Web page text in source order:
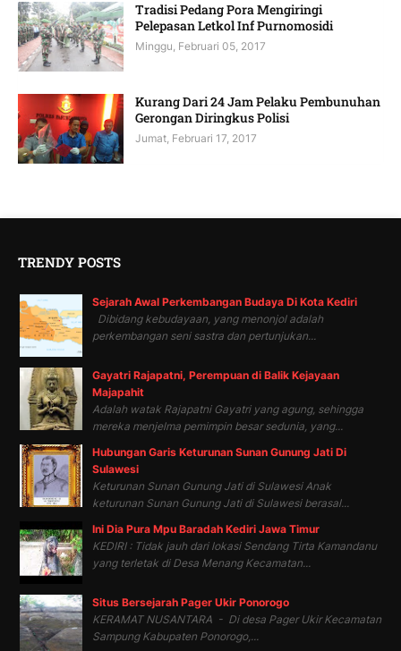
Tradisi Pedang Pora Mengiringi
Pelepasan Letkol Inf Purnomosidi
Minggu, Februari 05, 2017
Kurang Dari 24 Jam Pelaku Pembunuhan
Gerongan Diringkus Polisi
Jumat, Februari 17, 2017
TRENDY POSTS
Sejarah Awal Perkembangan Budaya Di Kota Kediri
Dibidang kebudayaan, yang menonjol adalah
perkembangan seni sastra dan pertunjukan...
Gayatri Rajapatni, Perempuan di Balik Kejayaan
Majapahit
Adalah watak Rajapatni Gayatri yang agung, sehingga
mereka menjelma pemimpin besar sedunia, yang...
Hubungan Garis Keturunan Sunan Gunung Jati Di
Sulawesi
Keturunan Sunan Gunung Jati di Sulawesi Anak
keturunan Sunan Gunung Jati di Sulawesi berasal...
Ini Dia Pura Mpu Baradah Kediri Jawa Timur
KEDIRI : Tidak jauh dari lokasi Sendang Tirta Kamandanu
yang terletak di Desa Menang Kecamatan...
Situs Bersejarah Pager Ukir Ponorogo
KERAMAT NUSANTARA - Di desa Pager Ukir Kecamatan
Sampung Kabupaten Ponorogo,...